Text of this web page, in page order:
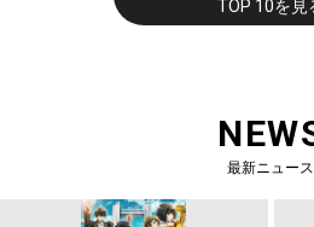
TOP 10を見
最新ニュース